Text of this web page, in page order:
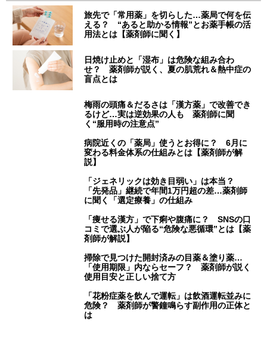
旅先で「常用薬」を切らした…薬局で何を伝
える？ “あると助かる情報”とお薬手帳の活
用法とは【薬剤師に聞く】
日焼け止めと「湿布」は危険な組み合わ
せ？ 薬剤師が説く、夏の肌荒れ＆熱中症の
盲点とは
梅雨の頭痛＆だるさは「漢方薬」で改善でき
るけど…実は逆効果の人も 薬剤師に聞
く“服用時の注意点”
病院近くの「薬局」使うとお得に？ 6月に
変わる料金体系の仕組みとは【薬剤師が解
説】
「ジェネリックは効き目弱い」は本当？
「先発品」継続で年間1万円超の差…薬剤師
に聞く「選定療養」の仕組み
「痩せる漢方」で下痢や腹痛に？ SNSの口
コミで選ぶ人が陥る“危険な悪循環”とは【薬
剤師が解説】
掃除で見つけた開封済みの目薬＆塗り薬…
「使用期限」内ならセーフ？ 薬剤師が説く
使用目安と正しい捨て方
「花粉症薬を飲んで運転」は飲酒運転並みに
危険？ 薬剤師が警鐘鳴らす副作用の正体と
は